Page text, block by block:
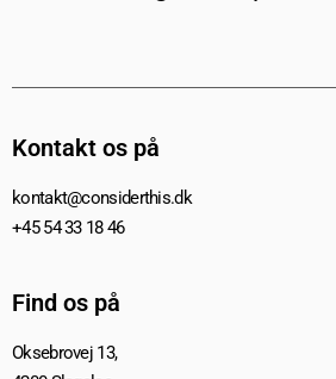
Kontakt os på
kontakt@considerthis.dk
+45 54 33 18 46
Find os på
Oksebrovej 13,